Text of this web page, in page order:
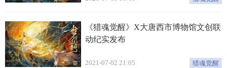
《猎魂觉醒》X大唐西市博物馆文创联
动纪实发布
2021-07-02 21:05 猎魂觉醒